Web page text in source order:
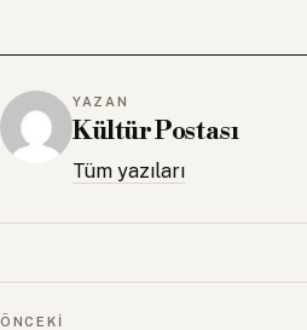
YAZAN
Kültür Postası
Tüm yazıları
ÖNCEKI